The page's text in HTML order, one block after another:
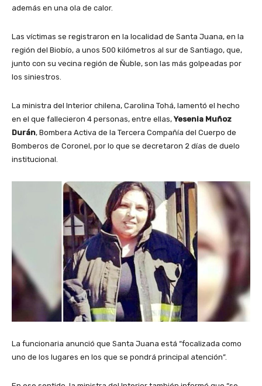
además en una ola de calor.
Las víctimas se registraron en la localidad de Santa Juana, en la
región del Biobío, a unos 500 kilómetros al sur de Santiago, que,
junto con su vecina región de Ñuble, son las más golpeadas por
los siniestros.
La ministra del Interior chilena, Carolina Tohá, lamentó el hecho
en el que fallecieron 4 personas, entre ellas, Yesenia Muñoz
Durán, Bombera Activa de la Tercera Compañía del Cuerpo de
Bomberos de Coronel, por lo que se decretaron 2 días de duelo
institucional.
La funcionaria anunció que Santa Juana está “focalizada como
uno de los lugares en los que se pondrá principal atención”.